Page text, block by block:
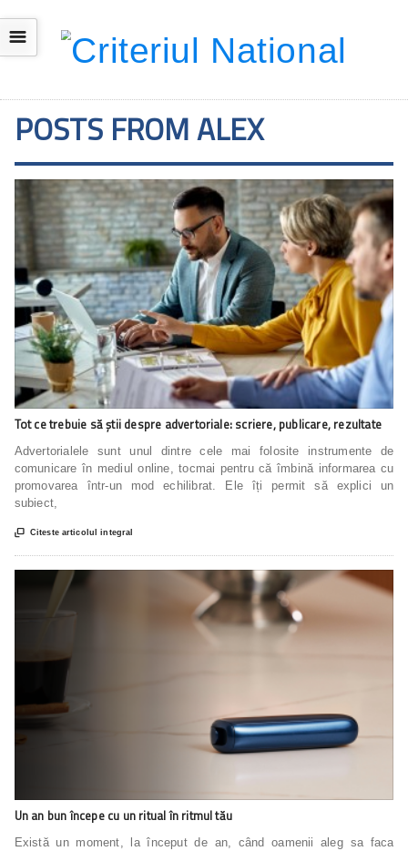
☰
POSTS FROM ALEX
Tot ce trebuie să știi despre advertoriale: scriere, publicare, rezultate
Advertorialele sunt unul dintre cele mai folosite instrumente de
comunicare în mediul online, tocmai pentru că îmbină informarea cu
promovarea într-un mod echilibrat. Ele îți permit să explici un
subiect,
 Citeste articolul integral
Un an bun începe cu un ritual în ritmul tău
Există un moment, la început de an, când oamenii aleg sa faca